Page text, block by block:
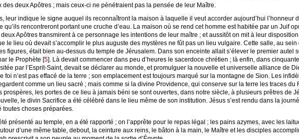
deux Apôtres ; mais ceux-ci ne pénétraient pas la pensée de leur Maître.
leur indique le signe auquel ils reconnaîtront la maison à laquelle il veut accorder aujourd’hui l’honneur
qu’ils rencontreront portant une cruche d’eau. La maison où se rend cet homme est habitée par un Juif
Apôtres transmirent à ce personnage les intentions de leur maître ; et aussitôt on mit à leur
le lieu où devait s’accomplir le plus auguste des mystères ne fût pas un lieu vulgaire. Cette salle, au
figures, était bien au-dessus du temple de Jérusalem. Dans son enceinte allait s’élever le premier autel
le Prophète [5]. Là devait commencer dans peu d’heures le sacerdoce chrétien ; là enfin, dans
par l’Esprit-Saint, devait se déclarer au monde, et promulguer la nouvelle et universelle alliance de
foi n’est pas effacé de la terre ; son emplacement est toujours marqué sur la montagne de Sion. Les
comme un lieu sacré ; mais comme si la divine Providence, qui conserve sur la terre les traces du
prospères, les portes de ce lieu à jamais béni se sont ouvertes, dans notre siècle, à plusieurs prêtres de
le divin Sacrifice a été célébré dans le lieu même de son institution. Jésus s’est rendu dans la
toutes choses préparées.
présenté au temple, en a été rapporté ; on l’apprête pour le repas légal ; les pains azymes, avec les
d’une même table, debout, la ceinture aux reins, le bâton à la main, le Maître et les disciples